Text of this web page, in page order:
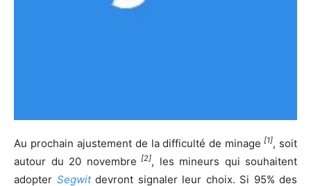
Au prochain ajustement de la difficulté de minage [1], soit
autour du 20 novembre [2], les mineurs qui souhaitent
adopter Segwitdevront signaler leur choix. Si 95% des